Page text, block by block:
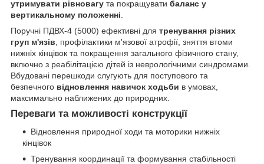
утримувати рівновагу та покращувати баланс у
вертикальному положенні
Поручні ПДВХ-4 (5000) ефективні для тренування різних
груп м'язів , профілактики м'язової атрофії, зняття втоми
нижніх кінцівок та покращення загального фізичного стану,
включно з реабілітацією дітей із неврологічними синдромами.
Вбудовані перешкоди слугують для поступового та
безпечного відновлення навичок ходьби в умовах,
максимально наближених до природних.
Переваги та можливості конструкції
Відновлення природної ходи та моторики нижніх
кінцівок
Тренування координації та формування стабільності